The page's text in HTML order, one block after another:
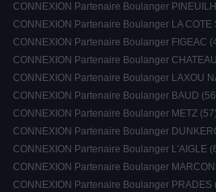
CONNEXION Partenaire Boulanger
CONNEXION Partenaire Boulanger LA COTE
CONNEXION Partenaire Boulanger FIGEAC
CONNEXION Partenaire Boulanger
CONNEXION Partenaire Boulanger LAXOU
CONNEXION Partenaire Boulanger BAUD
CONNEXION Partenaire Boulanger METZ (57)
CONNEXION Partenaire Boulanger
CONNEXION Partenaire Boulanger L'AIGLE
CONNEXION Partenaire Boulanger
CONNEXION Partenaire Boulanger PRADES